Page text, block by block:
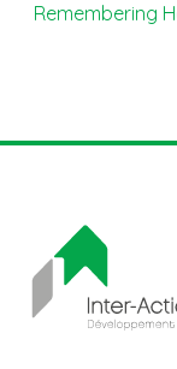
Remembering